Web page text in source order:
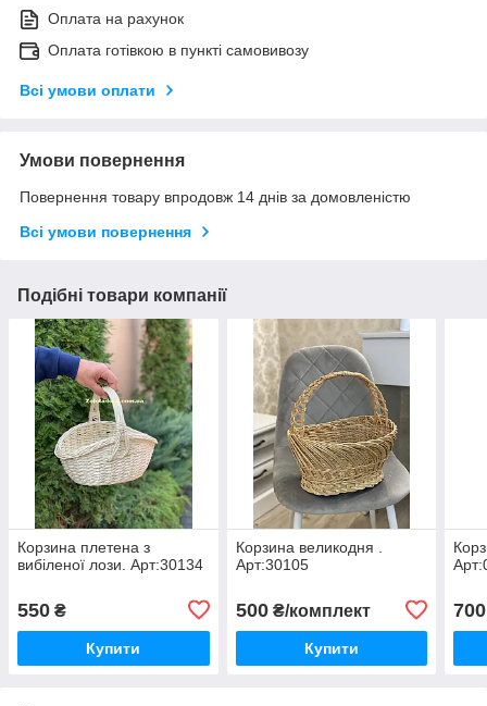
Оплата на рахунок
Оплата готівкою в пункті самовивозу
Всі умови оплати
Умови повернення
Повернення товару впродовж 14 днів за домовленістю
Всі умови повернення
Подібні товари компанії
Корзина плетена з
вибіленої лози. Арт:30134
550 ₴
Купити
Корзина великодня .
Арт:30105
500₴/комплект
Купити
700